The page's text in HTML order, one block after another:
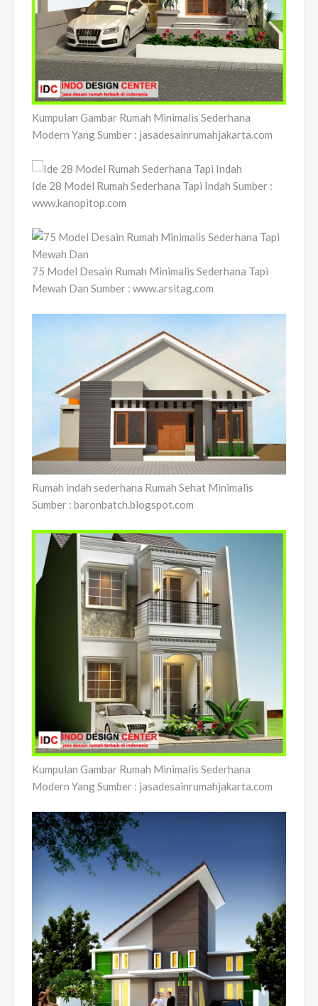
Kumpulan Gambar Rumah Minimalis Sederhana
Modern Yang Sumber : jasadesainrumahjakarta.com
Ide 28 Model Rumah Sederhana Tapi Indah Sumber :
www.kanopitop.com
75 Model Desain Rumah Minimalis Sederhana Tapi
Mewah Dan Sumber : www.arsitag.com
Rumah indah sederhana Rumah Sehat Minimalis
Sumber : baronbatch.blogspot.com
Kumpulan Gambar Rumah Minimalis Sederhana
Modern Yang Sumber : jasadesainrumahjakarta.com